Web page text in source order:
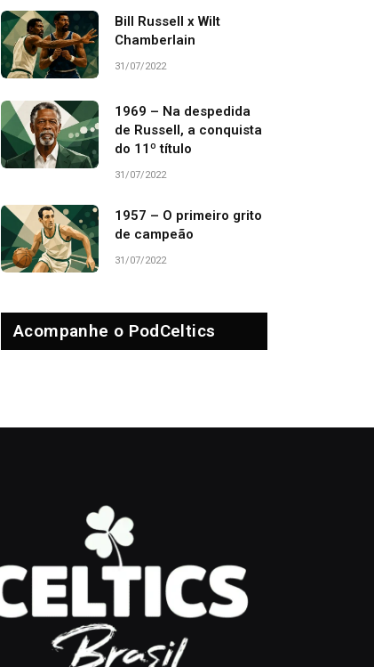
Bill Russell x Wilt
Chamberlain
31/07/2022
1969 – Na despedida
de Russell, a conquista
do 11º título
31/07/2022
1957 – O primeiro grito
de campeão
31/07/2022
Acompanhe o PodCeltics